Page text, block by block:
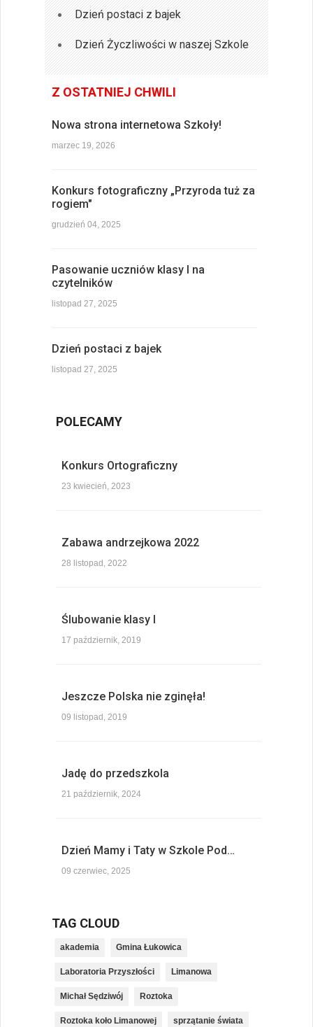
Dzień postaci z bajek
Dzień Życzliwości w naszej Szkole
Z OSTATNIEJ CHWILI
Nowa strona internetowa Szkoły!
marzec 19, 2026
Konkurs fotograficzny „Przyroda tuż za
rogiem"
grudzień 04, 2025
Pasowanie uczniów klasy I na
czytelników
listopad 27, 2025
Dzień postaci z bajek
listopad 27, 2025
POLECAMY
Konkurs Ortograficzny
23 kwiecień, 2023
Zabawa andrzejkowa 2022
28 listopad, 2022
Ślubowanie klasy I
17 październik, 2019
Jeszcze Polska nie zginęła!
09 listopad, 2019
Jadę do przedszkola
21 październik, 2024
Dzień Mamy i Taty w Szkole Pod…
09 czerwiec, 2025
TAG CLOUD
akademia Gmina Łukowica
Laboratoria Przyszłości Limanowa
Michał Sędziwój Roztoka
Roztoka koło Limanowej sprzątanie świata